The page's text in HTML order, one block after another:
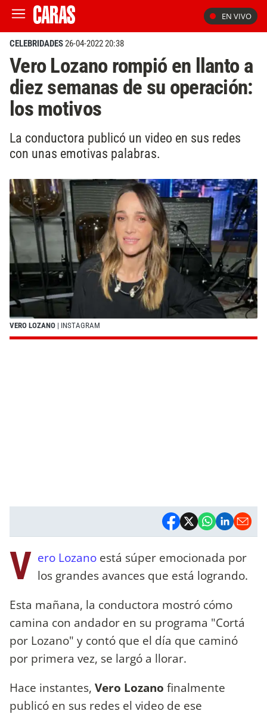
EN VIVO
CELEBRIDADES26-04-2022 20:38
Vero Lozano rompió en llanto a
diez semanas de su operación:
los motivos
La conductora publicó un video en sus redes
con unas emotivas palabras.
VERO LOZANO | INSTAGRAM
V ero Lozano está súper emocionada por
los grandes avances que está logrando.
Esta mañana, la conductora mostró cómo
camina con andador en su programa "Cortá
por Lozano" y contó que el día que caminó
por primera vez, se largó a llorar.
Hace instantes, Vero Lozano finalmente
publicó en sus redes el video de ese